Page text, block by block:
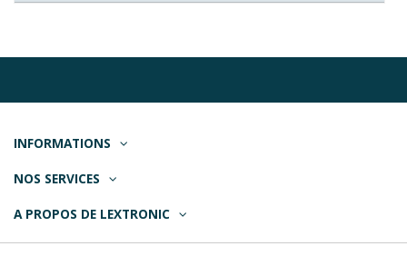
INFORMATIONS
NOS SERVICES
A PROPOS DE LEXTRONIC